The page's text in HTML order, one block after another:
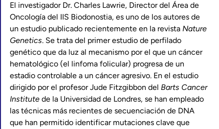
El investigador Dr. Charles Lawrie, Director del Área de
Oncología del IIS Biodonostia, es uno de los autores de
un estudio publicado recientemente en la revista Nature
Genetics. Se trata del primer estudio de perfilado
genético que da luz al mecanismo por el que un cáncer
hematológico (el linfoma folicular) progresa de un
estadio controlable a un cáncer agresivo. En el estudio
dirigido por el profesor Jude Fitzgibbon del Barts Cancer
Institute de la Universidad de Londres, se han empleado
las técnicas más recientes de secuenciación de DNA
que han permitido identificar mutaciones clave que